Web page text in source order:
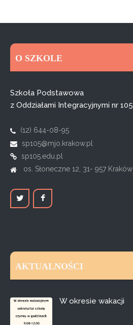
O SZKOLE
Szkoła Podstawowa
z Oddziałami Integracyjnymi nr 105
(12) 644-08-95
sp105@mjo.krakow.pl
sp105.edu.pl
os. Słoneczne 12, 31- 957 Kraków
AKTUALNOŚCI
W okresie wakacji